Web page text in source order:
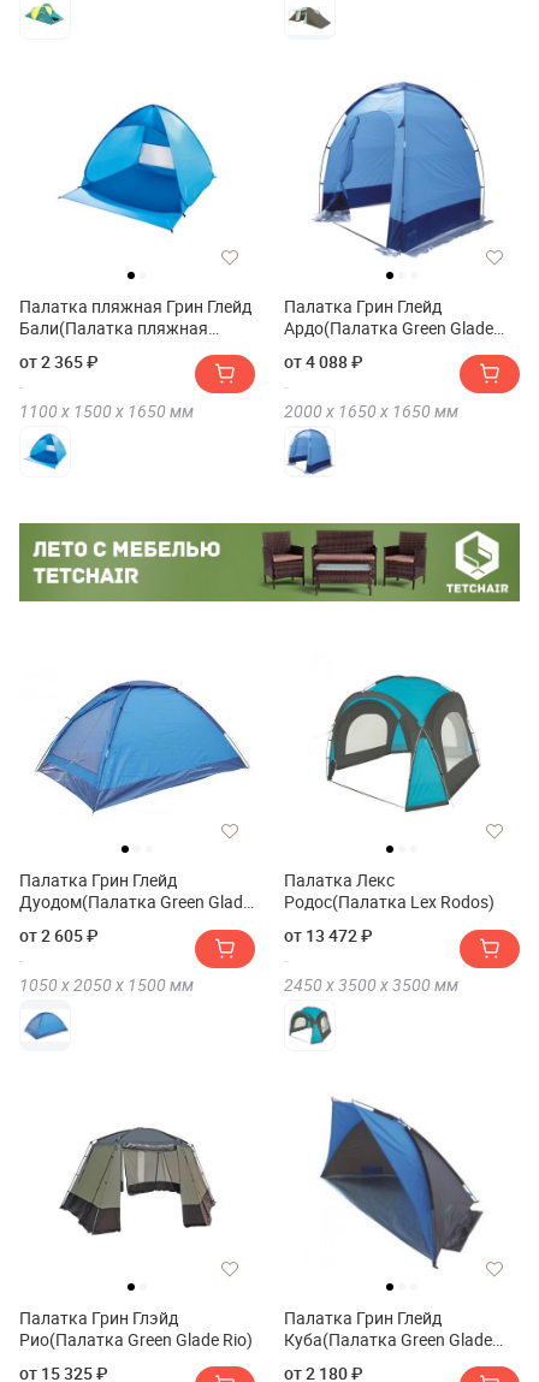
Палатка пляжная Грин Глейд
Бали(Палатка пляжная
от 2 365 ₽
1100 х 1500 х 1650 мм
Палатка Грин Глейд
Ардо(Палатка Green Glade
от 4 088 ₽
2000 х 1650 х 1650 мм
Палатка Грин Глейд
Дуодом(Палатка Green Glade
от 2 605 ₽
1050 х2050 х 1500 мм
Палатка Лекс
Родос(Палатка Lex Rodos)
от 13 472 ₽
2450 х3500 х3500 мм
Палатка Грин Глэйд
Рио(Палатка Green Glade Rio)
от 15 325 ₽
Палатка Грин Глейд
Куба(Палатка Green Glade
от 2 180 ₽